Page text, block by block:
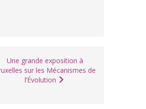
Une grande exposition à
sur les Mécanismes de
l’Évolution